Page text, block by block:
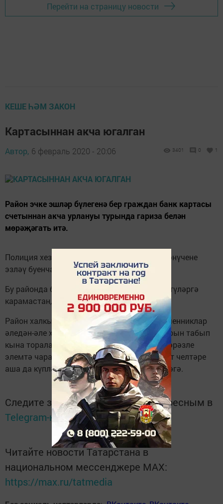
Перейти на страницу новости
КЕШЕ ҺӘМ ЗАКОН
Картасыннан акча югалган
Автор, 6 февраль 2020 - 20:06 3401 0 1
Район эчке эшләр бүлегенә бер граждан банк картасы
счетыннан акча урлануы турында гариза белән
мөрәҗәгать итә.
Полиция хезмәткәрләре тарафыннан шикләнүчене
эзләү буенча оператив чаралар үткәрелә.
Бу районда беренче очрак кына түгел. Кисәтүләргә
карамастан, халык гел алдана.
Район халкын уяу булырга чакырабыз: мошенниклар
әледән-әле халыкны алдауның яңа ысулларын табып
кына торалар. Әлеге очракларның күбесе кәрәзле
элемтә чаралары аша башкарыла. Интернет челтәре
аша да күпләр мошенниклар кармагына эләгә.
Следите за самым важным и интересным в
Telegram-каналеТатмедиа
Читайте новости Татарстана в
национальном мессенджере MАХ:
https://max.ru/tatmedia